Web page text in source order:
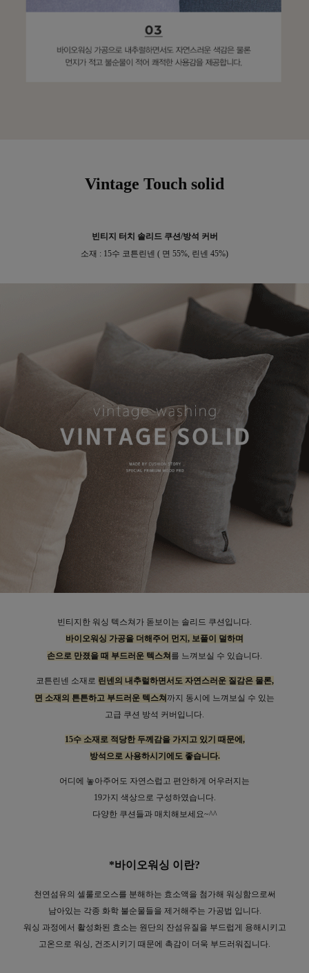
Vintage Touch solid
빈티지 터치 솔리드 쿠션/방석 커버
소재 : 15수 코튼린넨 ( 면 55%, 린넨 45%)
빈티지한 워싱 텍스쳐가 돋보이는 솔리드 쿠션입니다.
바이오워싱 가공을 더해주어 먼지, 보풀이 덜하며
손으로 만졌을 때 부드러운 텍스쳐 를 느껴보실 수 있습니다.
코튼린넨 소재로 린넨의 내추럴하면서도 자연스러운 질감은 물론,
면 소재의 튼튼하고 부드러운 텍스쳐 까지 동시에 느껴보실 수 있는
고급 쿠션 방석 커버입니다.
15수 소재로 적당한 두께감을 가지고 있기 때문에,
방석으로 사용하시기에도 좋습니다.
어디에 놓아주어도 자연스럽고 편안하게 어우러지는
19가지 색상으로 구성하였습니다.
다양한 쿠션들과 매치해보세요~^^
*바이오워싱 이란?
천연섬유의 셀룰로오스를 분해하는 효소액을 첨가해 워싱함으로써
남아있는 각종 화학 불순물들을 제거해주는 가공법 입니다.
워싱 과정에서 활성화된 효소는 원단의 잔섬유질을 부드럽게 용해시키고
고온으로 워싱, 건조시키기 때문에 촉감이 더욱 부드러워집니다.